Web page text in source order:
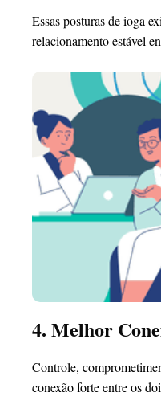
Essas posturas de ioga
relacionamento estável
4. Melhor
Controle,
conexão forte entre os